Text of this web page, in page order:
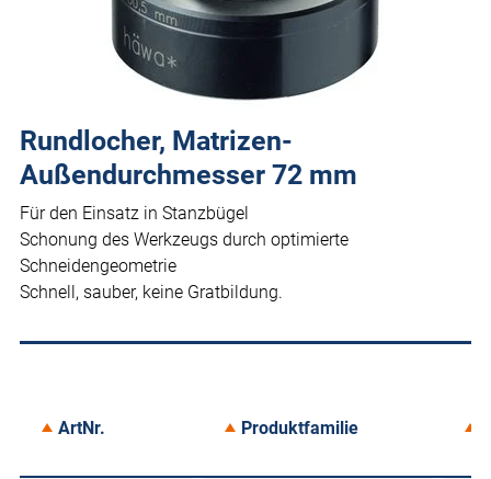
Rundlocher, Matrizen-
Außendurchmesser 72 mm
Für den Einsatz in Stanzbügel
Schonung des Werkzeugs durch optimierte
Schneidengeometrie
Schnell, sauber, keine Gratbildung.
ArtNr. Produktfamilie